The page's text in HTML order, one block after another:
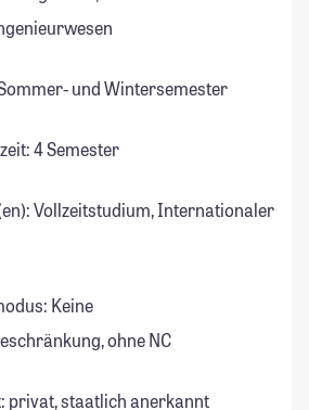
und Wintersemester
4 Semester
Vollzeitstudium, Internationaler
Keine
ohne NC
privat, staatlich anerkannt